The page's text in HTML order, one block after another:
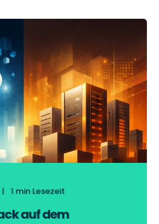
1 min Lesezeit
auf dem